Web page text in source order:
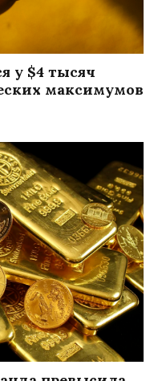
у $4 тысяч
максимумов